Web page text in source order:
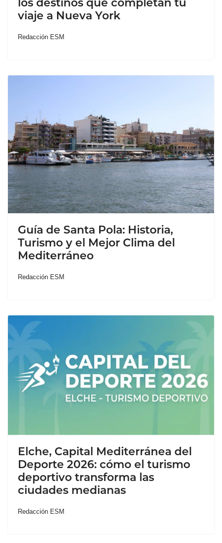
los destinos que completan tu
viaje a Nueva York
Redacción ESM
Guía de Santa Pola: Historia,
Turismo y el Mejor Clima del
Mediterráneo
Redacción ESM
Elche, Capital Mediterránea del
Deporte 2026: cómo el turismo
deportivo transforma las
ciudades medianas
Redacción ESM